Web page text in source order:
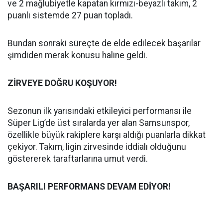
ve 2 mağlubiyetle kapatan kırmızı-beyazlı takım, 2
puanlı sistemde 27 puan topladı.
Bundan sonraki süreçte de elde edilecek başarılar
şimdiden merak konusu haline geldi.
ZİRVEYE DOĞRU KOŞUYOR!
Sezonun ilk yarısındaki etkileyici performansı ile
Süper Lig’de üst sıralarda yer alan Samsunspor,
özellikle büyük rakiplere karşı aldığı puanlarla dikkat
çekiyor. Takım, ligin zirvesinde iddialı olduğunu
göstererek taraftarlarına umut verdi.
BAŞARILI PERFORMANS DEVAM EDİYOR!